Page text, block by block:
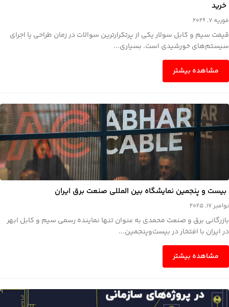
خرید
فوریه 7, 2026
قیمت سیم و کابل سولار یکی از پرتکرارترین سوالات در زمان طراحی یا اجرای
سیستم‌های خورشیدی است. بسیاری...
مشاهده بیشتر
بیست و پنجمین نمایشگاه بین المللی صنعت برق ایران
نوامبر 17, 2025
بازرگانی برق و صنعت محمدی به عنوان تنها نماینده رسمی سیم و کابل ابهر
در ایران با افتخار در بیست‌وپنجمین...
مشاهده بیشتر